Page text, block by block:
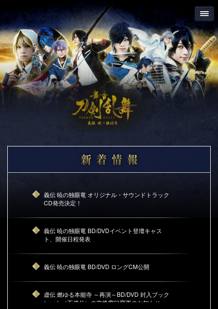
義伝 暁の独眼竜 オリジナル・サウンドトラック
CD発売決定！
義伝 暁の独眼竜 BD/DVDイベント登壇キャス
ト、開催日程発表
義伝 暁の独眼竜 BD/DVD ロングCM公開
虚伝 燃ゆる本能寺 ～再演～BD/DVD 封入ブック
レット（不備分）の交換窓口変更のお知らせ